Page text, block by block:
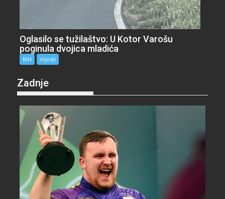
Oglasilo se tužilaštvo: U Kotor Varošu
poginula dvojica mladića
BiH Vijesti
Zadnje